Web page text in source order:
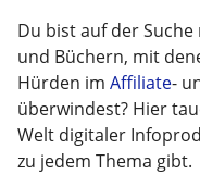
Du bist auf der
und Büchern, mit
Hürden im Affiliate-
überwindest? Hier
Welt digitaler
zu jedem Thema gibt.